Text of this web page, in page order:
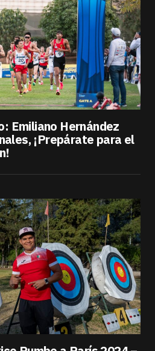
Emiliano Hernández
¡Prepárate para el